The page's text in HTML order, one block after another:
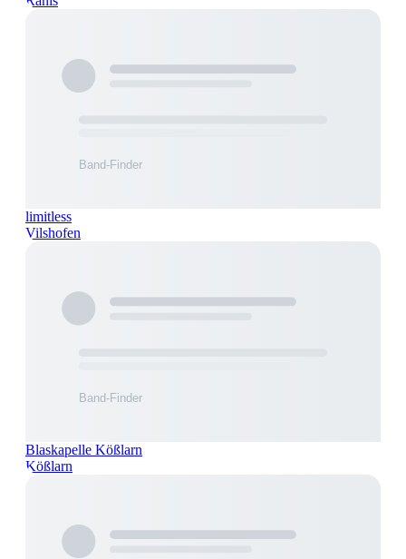
limitless
Vilshofen
Blaskapelle Kößlarn
Kößlarn